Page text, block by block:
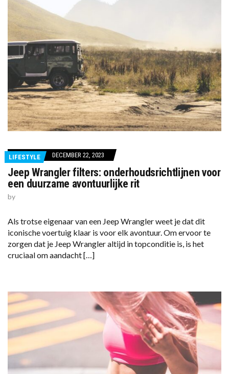
LIFESTYLE DECEMBER 22, 2023
Jeep Wrangler filters: onderhoudsrichtlijnen voor
een duurzame avontuurlijke rit
by
Als trotse eigenaar van een Jeep Wrangler weet je dat dit
iconische voertuig klaar is voor elk avontuur. Om ervoor te
zorgen dat je Jeep Wrangler altijd in topconditie is, is het
cruciaal om aandacht […]